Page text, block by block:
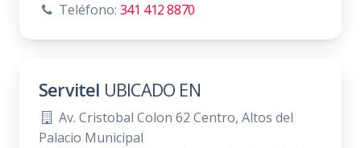
Teléfono: 341 412 8870
Servitel UBICADO EN
Av. Cristobal Colon 62 Centro, Altos del
Palacio Municipal